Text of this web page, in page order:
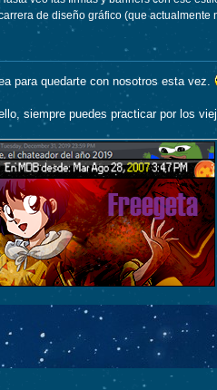
de diseño gráfico (que actualmente
para quedarte con nosotros esta vez.
siempre puedes practicar por los